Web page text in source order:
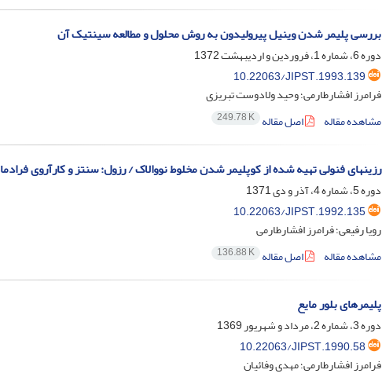
بررسی پلیمر شدن وینیل پیرولیدون به روش محلول و مطالعه سینتیک آن
دوره 6، شماره 1، فروردین و اردیبهشت 1372
10.22063/JIPST.1993.139
فرامرز افشارطارمی؛ وحید ولادوست تبریزی
مشاهده مقاله
اصل مقاله 249.78 K
رزینهای فنولی تهیه شده از کوپلیمر شدن مخلوط نووالاک / رزول: سنتز و کارآروی فرادما
دوره 5، شماره 4، آذر و دی 1371
10.22063/JIPST.1992.135
رویا رفیعی؛ فرامرز افشارطارمی
مشاهده مقاله
اصل مقاله 136.88 K
پلیمرهای بلور مایع
دوره 3، شماره 2، مرداد و شهریور 1369
10.22063/JIPST.1990.58
فرامرز افشارطارمی؛ مهدی وفائیان